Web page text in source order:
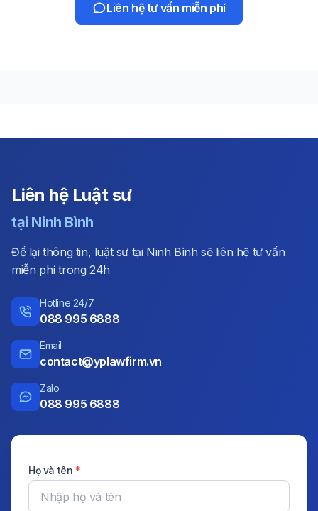
Liên hệ tư vấn miễn phí
Liên hệ Luật sư
tại Ninh Bình
Để lại thông tin, luật sư tại Ninh Bình sẽ liên hệ tư vấn
miễn phí trong 24h
Hotline 24/7
088 995 6888
Email
contact@yplawfirm.vn
Zalo
088 995 6888
Họ và tên *